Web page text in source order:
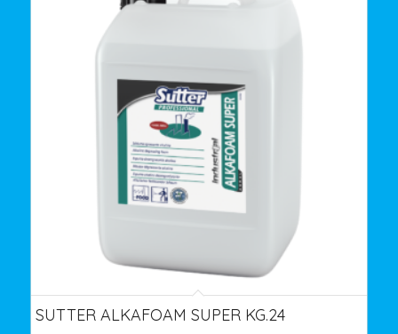
SUTTER ALKAFOAM SUPER KG.24